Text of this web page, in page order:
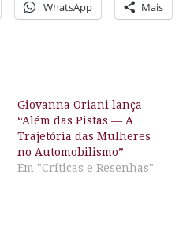
WhatsApp Mais
Giovanna Oriani lança
“Além das Pistas — A
Trajetória das Mulheres
no Automobilismo”
Em "Críticas e Resenhas"